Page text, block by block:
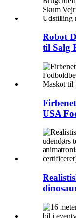
Robot
til Salg
USA